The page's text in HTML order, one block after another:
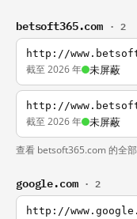
betsoft365.com · 2
http://
截至 2026 年 未屏蔽
http://
截至 2026 年 未屏蔽
查看 betsoft365.com 的全
google.com · 2
http://